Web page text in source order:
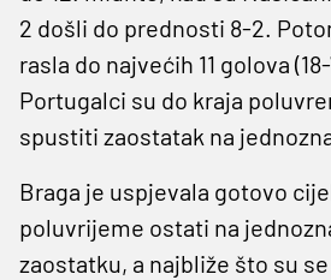
2 došli do prednosti 8-2.
rasla do najvećih 11 golova
Portugalci su do kraja
spustiti zaostatak na
Braga je uspjevala gotovo
poluvrijeme ostati na
zaostatku, a najbliže što su